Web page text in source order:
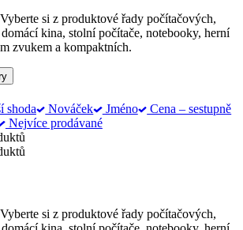
si z produktové řady počítačových,
kina, stolní počítače, notebooky, herní
zvukem a kompaktních.
shoda Nováček Jméno
Cena – sestupně
Nejvíce prodávané
si z produktové řady počítačových,